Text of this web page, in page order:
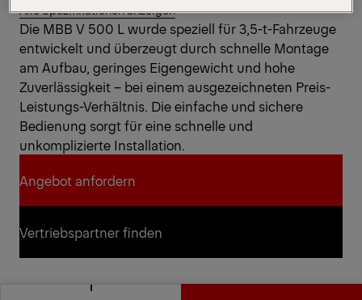
Alle Spezifikationen anzeigen
Die MBB V 500 L wurde speziell für 3,5-t-Fahrzeuge
entwickelt und überzeugt durch schnelle Montage
am Aufbau, geringes Eigengewicht und hohe
Zuverlässigkeit – bei einem ausgezeichneten Preis-
Leistungs-Verhältnis. Die einfache und sichere
Bedienung sorgt für eine schnelle und
unkomplizierte Installation.
Angebot anfordern
Angebot anfordern
Vertriebspartner finden
Vertriebspartner finden